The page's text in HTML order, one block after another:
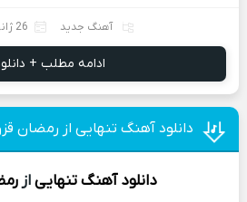
آهنگ جدید 26 ژانویه 2026
ادامه مطلب +
دانلود آهنگ تنهایی از رمضان
دانلود آهنگ تنهایی از